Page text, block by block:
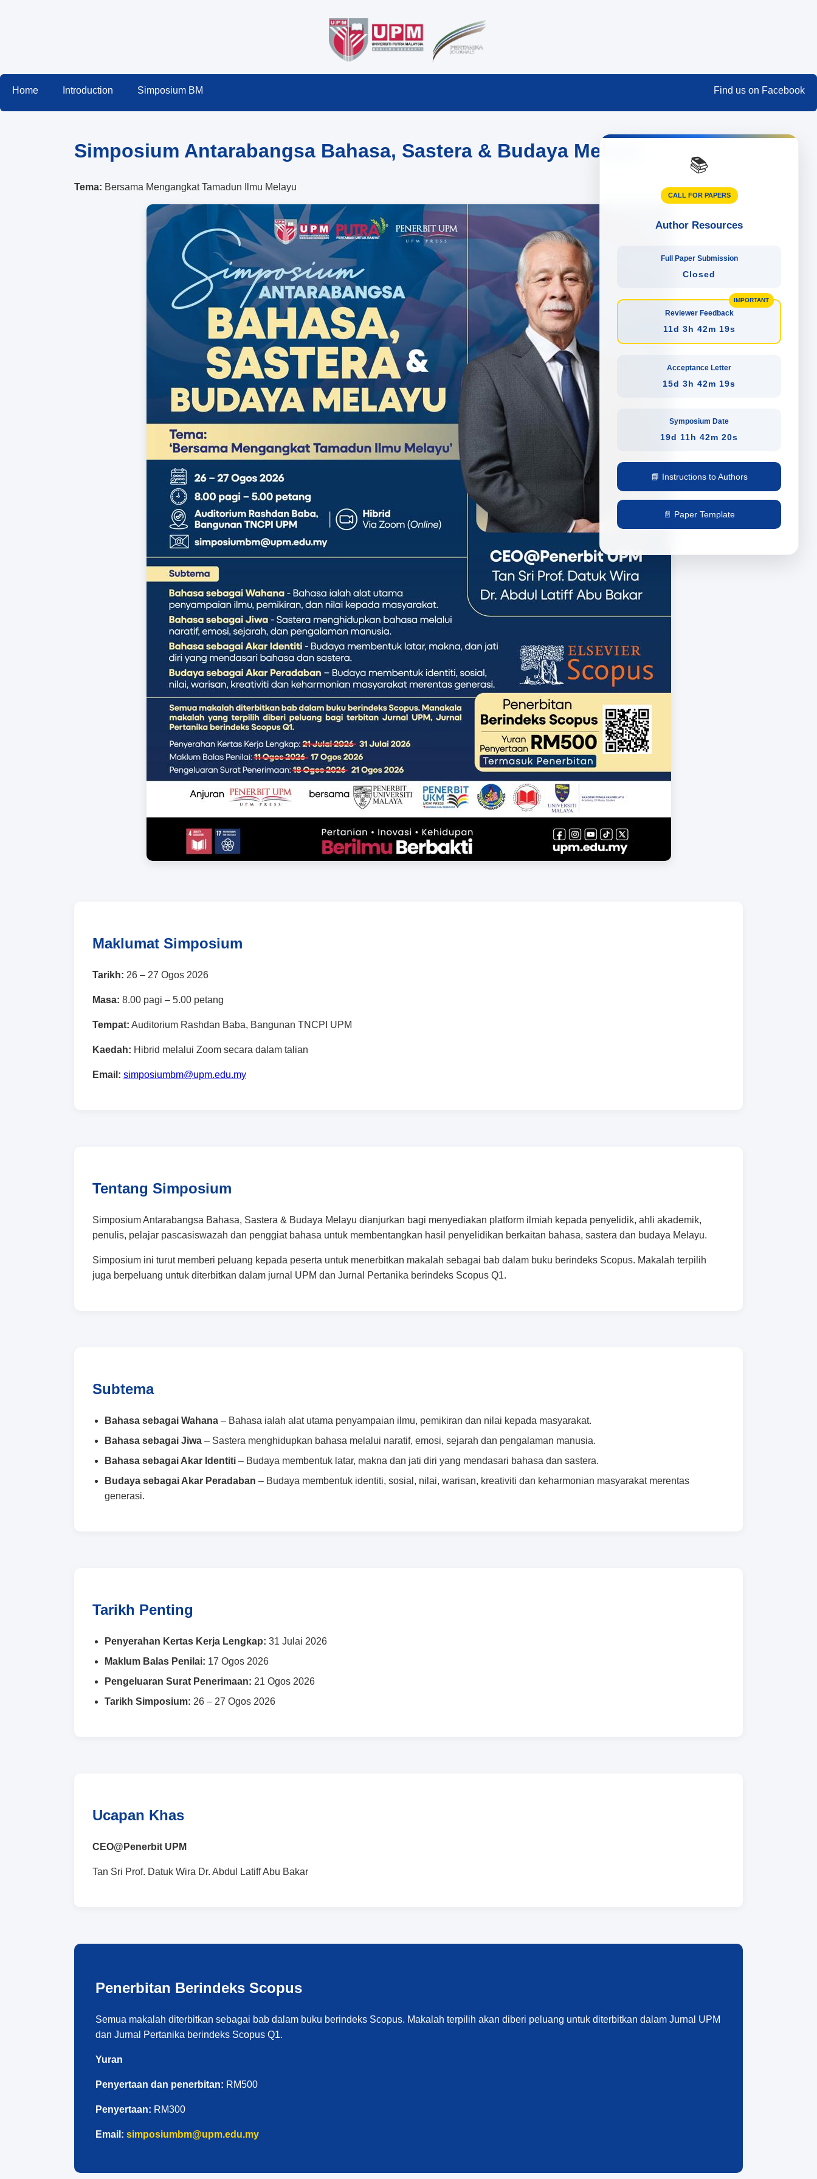
Home Introduction Simposium BM Find us on Facebook
📚
CALL FOR PAPERS
Author Resources
Full Paper Submission
Closed
Reviewer Feedback
11d 3h 42m 18s
Acceptance Letter
15d 3h 42m 18s
Symposium Date
19d 11h 42m 19s
📘 Instructions to Authors
📄 Paper Template
Simposium Antarabangsa Bahasa, Sastera & Budaya Melayu
Tema: Bersama Mengangkat Tamadun Ilmu Melayu
Maklumat Simposium
Tarikh: 26 – 27 Ogos 2026
Masa: 8.00 pagi – 5.00 petang
Tempat: Auditorium Rashdan Baba, Bangunan TNCPI UPM
Kaedah: Hibrid melalui Zoom secara dalam talian
Email: simposiumbm@upm.edu.my
Tentang Simposium
Simposium Antarabangsa Bahasa, Sastera & Budaya Melayu dianjurkan bagi menyediakan platform ilmiah kepada penyelidik, ahli akademik,
penulis, pelajar pascasiswazah dan penggiat bahasa untuk membentangkan hasil penyelidikan berkaitan bahasa, sastera dan budaya Melayu.
Simposium ini turut memberi peluang kepada peserta untuk menerbitkan makalah sebagai bab dalam buku berindeks Scopus. Makalah terpilih
juga berpeluang untuk diterbitkan dalam jurnal UPM dan Jurnal Pertanika berindeks Scopus Q1.
Subtema
Bahasa sebagai Wahana – Bahasa ialah alat utama penyampaian ilmu, pemikiran dan nilai kepada masyarakat.
Bahasa sebagai Jiwa – Sastera menghidupkan bahasa melalui naratif, emosi, sejarah dan pengalaman manusia.
Bahasa sebagai Akar Identiti – Budaya membentuk latar, makna dan jati diri yang mendasari bahasa dan sastera.
Budaya sebagai Akar Peradaban – Budaya membentuk identiti, sosial, nilai, warisan, kreativiti dan keharmonian masyarakat merentas
generasi.
Tarikh Penting
Penyerahan Kertas Kerja Lengkap: 31 Julai 2026
Maklum Balas Penilai: 17 Ogos 2026
Pengeluaran Surat Penerimaan: 21 Ogos 2026
Tarikh Simposium: 26 – 27 Ogos 2026
Ucapan Khas
CEO@Penerbit UPM
Tan Sri Prof. Datuk Wira Dr. Abdul Latiff Abu Bakar
Penerbitan Berindeks Scopus
Semua makalah diterbitkan sebagai bab dalam buku berindeks Scopus. Makalah terpilih akan diberi peluang untuk diterbitkan dalam Jurnal UPM
dan Jurnal Pertanika berindeks Scopus Q1.
Yuran
Penyertaan dan penerbitan: RM500
Penyertaan: RM300
Email: simposiumbm@upm.edu.my